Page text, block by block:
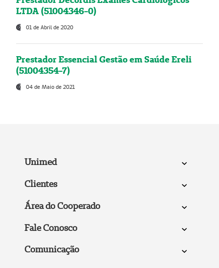
LTDA (51004346-0)
01 de Abril de 2020
Prestador Essencial Gestão em Saúde Ereli
(51004354-7)
04 de Maio de 2021
Unimed
Clientes
Área do Cooperado
Fale Conosco
Comunicação